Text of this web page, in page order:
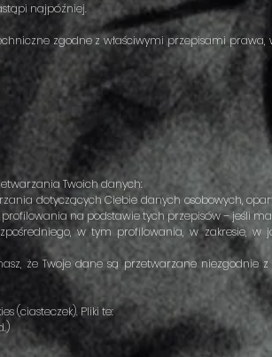
najpóźniej.
zgodne z właściwymi przepisami
Twoich danych:
dotyczących Ciebie danych osobowych,
na podstawie tych przepisów – jeśli ma
w tym profilowania, w zakresie,
że Twoje dane są przetwarzane niezgodnie
(ciasteczek). Pliki te: